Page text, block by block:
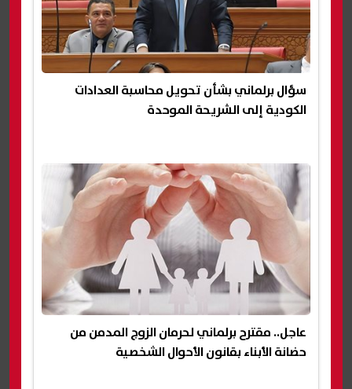
سؤال برلماني بشأن تحويل محاسبة العدادات
الكودية إلى الشريحة الموحدة
عاجل.. مقترح برلماني لحرمان الزوج المدمن من
حضانة الأبناء بقانون الأحوال الشخصية